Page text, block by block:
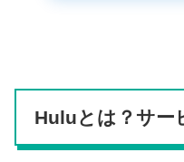
Huluとは？サー